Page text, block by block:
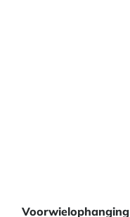
Voorwielophanging